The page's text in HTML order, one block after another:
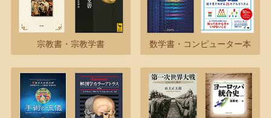
宗教書・宗教学書 数学書・コンピューター本